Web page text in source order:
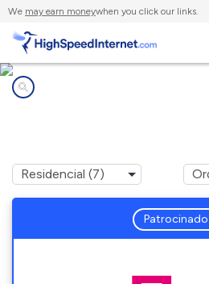
We may earn moneywhen you click our links.
Patrocinado